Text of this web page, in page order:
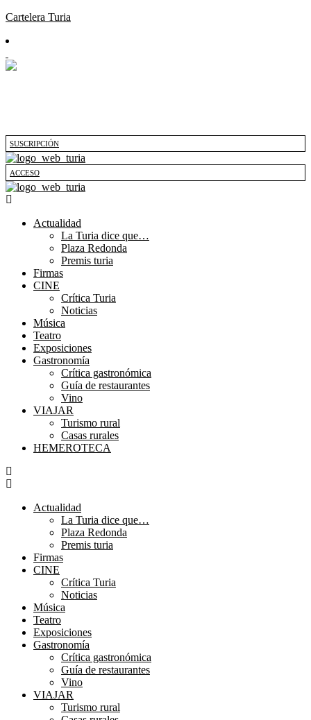
Cartelera Turia
SUSCRIPCIÓN
ACCESO
Actualidad
La Turia dice que…
Plaza Redonda
Premis turia
Firmas
CINE
Crítica Turia
Noticias
Música
Teatro
Exposiciones
Gastronomía
Crítica gastronómica
Guía de restaurantes
Vino
VIAJAR
Turismo rural
Casas rurales
HEMEROTECA
Menú
Actualidad
La Turia dice que…
Plaza Redonda
Premis turia
Firmas
CINE
Crítica Turia
Noticias
Música
Teatro
Exposiciones
Gastronomía
Crítica gastronómica
Guía de restaurantes
Vino
VIAJAR
Turismo rural